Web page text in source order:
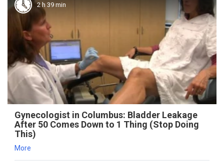
2 h 39 min
Gynecologist in Columbus: Bladder Leakage
After 50 Comes Down to 1 Thing (Stop Doing
This)
More